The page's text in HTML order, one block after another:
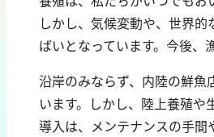
しかし、気候変動や、世界
ばいとなっています。今後、
沿岸のみならず、内陸の鮮
います。しかし、陸上養殖
導入は、メンテナンスの手間
銅
鉛
ニッケル
マンガン
モリブデン
金属総量